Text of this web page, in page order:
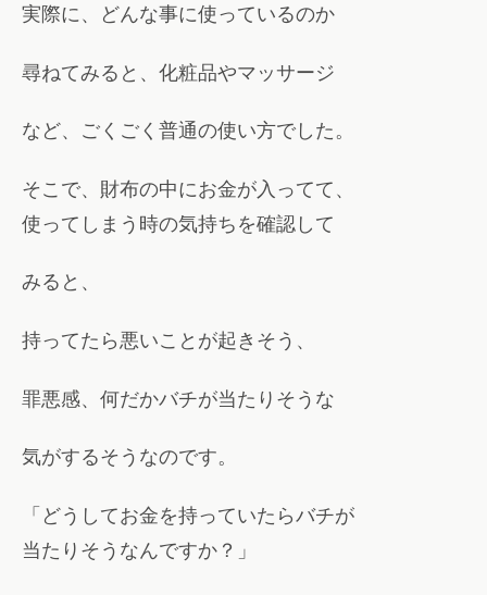
実際に、どんな事に使っているのか
尋ねてみると、化粧品やマッサージ
など、ごくごく普通の使い方でした。
そこで、財布の中にお金が入ってて、
使ってしまう時の気持ちを確認して
みると、
持ってたら悪いことが起きそう、
罪悪感、何だかバチが当たりそうな
気がするそうなのです。
「どうしてお金を持っていたらバチが
当たりそうなんですか？」